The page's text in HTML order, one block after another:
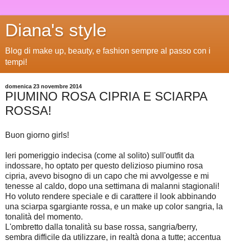
Diana's style
Blog di make up, beauty, e fashion sempre al passo con i
tempi!
domenica 23 novembre 2014
PIUMINO ROSA CIPRIA E SCIARPA
ROSSA!
Buon giorno girls!
Ieri pomeriggio indecisa (come al solito) sull'outfit da
indossare, ho optato per questo delizioso piumino rosa
cipria, avevo bisogno di un capo che mi avvolgesse e mi
tenesse al caldo, dopo una settimana di malanni stagionali!
Ho voluto rendere speciale e di carattere il look abbinando
una sciarpa sgargiante rossa, e un make up color sangria, la
tonalità del momento.
L'ombretto dalla tonalità su base rossa, sangria/berry,
sembra difficile da utilizzare, in realtà dona a tutte; accentua